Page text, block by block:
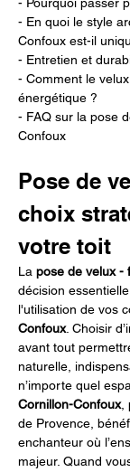
- En quoi le style
Confoux est-il
- Entretien et
- Comment le
énergétique ?
- FAQ sur la pose
Confoux
Pose de
choix
votre toit
La pose de velux -
décision
l'utilisation de vos
Confoux. Choisir
avant tout
naturelle,
n’importe quel
Cornillon-Confoux,
de Provence,
enchanteur où
majeur. Quand